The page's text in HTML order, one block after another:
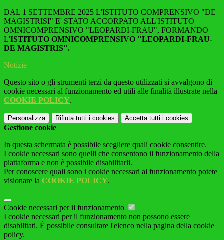
DAL 1 SETTEMBRE 2025 L'ISTITUTO COMPRENSIVO "DE
MAGISTRISI" E' STATO ACCORPATO ALL'ISTITUTO
OMNICOMPRENSIVO "LEOPARDI-FRAU", FORMANDO
L'ISTITUTO OMNICOMPRENSIVO "LEOPARDI-FRAU-
DE MAGISTRIS".
Notizie
Questo sito o gli strumenti terzi da questo utilizzati si avvalgono di
cookie necessari al funzionamento ed utili alle finalità illustrate nella
COOKIE POLICY.
Personalizza Rifiuta tutti i cookies Accetta tutti i cookies
Gestione cookie
In questa schermata è possibile scegliere quali cookie consentire.
I cookie necessari sono quelli che consentono il funzionamento della
piattaforma e non è possibile disabilitarli.
Per conoscere quali sono i cookie necessari al funzionamento potete
visionare la COOKIE POLICY.
Cookie necessari per il funzionamento
I cookie necessari per il funzionamento non possono essere
disabilitati. È possibile consultare l'elenco nella pagina della cookie
policy.